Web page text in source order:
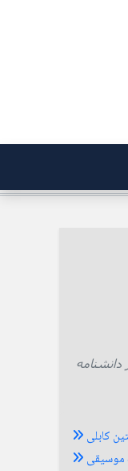
کابلی
موسیقی